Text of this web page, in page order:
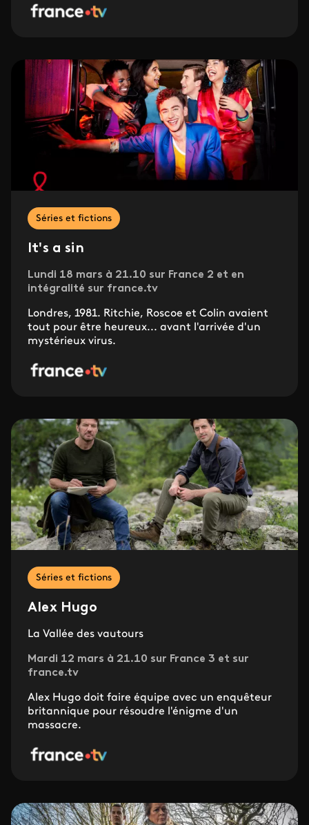
Séries et fictions
It's a sin
Lundi 18 mars à 21.10 sur France 2 et en
intégralité sur france.tv
Londres, 1981. Ritchie, Roscoe et Colin avaient
tout pour être heureux... avant l'arrivée d'un
mystérieux virus.
Séries et fictions
Alex Hugo
La Vallée des vautours
Mardi 12 mars à 21.10 sur France 3 et sur
france.tv
Alex Hugo doit faire équipe avec un enquêteur
britannique pour résoudre l'énigme d'un
massacre.